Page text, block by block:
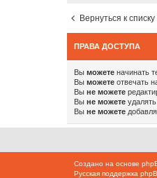
Вернуться к
ПРАВА ДОСТУПА
Вы можете начинать
Вы можете отвечать
Вы не можете
Вы не можете
Вы не можете
Создано на основе
Русская поддержка